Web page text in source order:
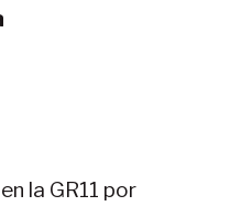
la GR11 por